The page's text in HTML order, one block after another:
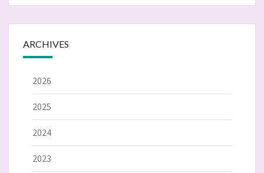
ARCHIVES
2026
2025
2024
2023